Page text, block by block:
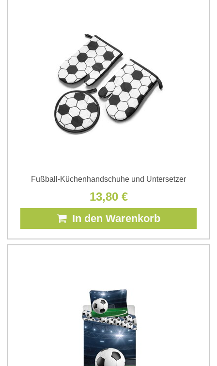
Fußball-Küchenhandschuhe und Untersetzer
13,80 €
In den Warenkorb